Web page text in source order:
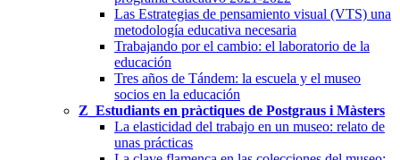
Las Estrategias de pensamiento visual (VTS) una
metodología educativa necesaria
Trabajando por el cambio: el laboratorio de la
educación
Tres años de Tándem: la escuela y el museo
socios en la educación
Z_Estudiants en pràctiques de Postgraus i Màsters
La elasticidad del trabajo en un museo: relato de
unas prácticas